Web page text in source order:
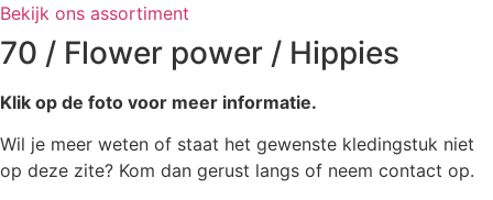
Bekijk ons assortiment
70 / Flower power / Hippies
Klik op de foto voor meer informatie.
Wil je meer weten of staat het gewenste kledingstuk niet
op deze zite? Kom dan gerust langs of neem contact op.